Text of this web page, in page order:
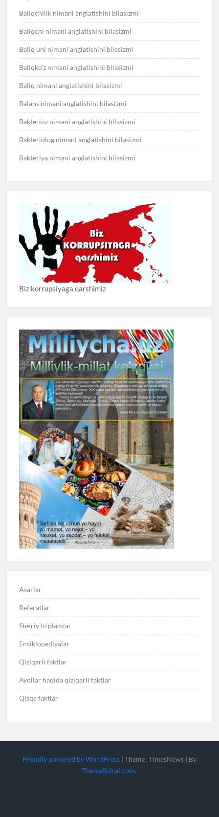
Baliqchilik nimani anglatishini bilasizmi
Baliqchi nimani anglatishini bilasizmi
Baliq uni nimani anglatishini bilasizmi
Baliqko’z nimani anglatishini bilasizmi
Baliq nimani anglatishini bilasizmi
Balans nimani anglatishini bilasizmi
Bakterioz nimani anglatishini bilasizmi
Bakteriolog nimani anglatishini bilasizmi
Bakteriya nimani anglatishini bilasizmi
Biz korrupsiyaga qarshimiz
Asarlar
Referatlar
She’riy to’plamlar
Ensiklopediyalar
Qiziqarli faktlar
Ayollar haqida qiziqarli faktlar
Qisqa faktlar
Proudly powered by WordPress | Theme: TimesNews | By
ThemeSpiral.com.